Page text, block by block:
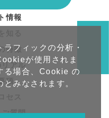
情報
特徴
リアル
項
セス
質問
フィックの分析・
が使用されま
る場合、Cookie の
みなされます。